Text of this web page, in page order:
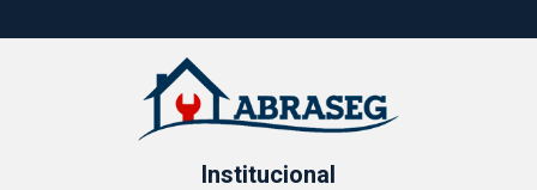
Institucional